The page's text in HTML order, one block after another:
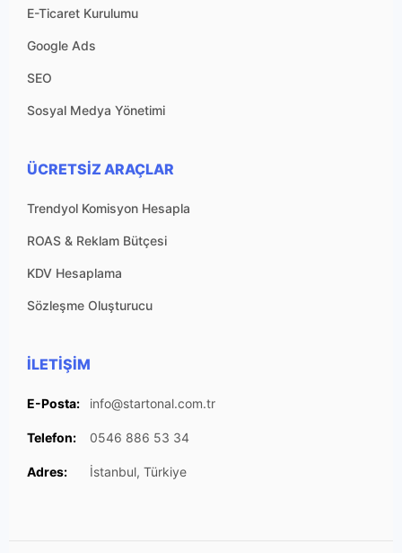
E-Ticaret Kurulumu
Google Ads
SEO
Sosyal Medya Yönetimi
ÜCRETSIZ ARAÇLAR
Trendyol Komisyon Hesapla
ROAS & Reklam Bütçesi
KDV Hesaplama
Sözleşme Oluşturucu
İLETIŞIM
E-Posta: info@startonal.com.tr
Telefon: 0546 886 53 34
Adres: İstanbul, Türkiye